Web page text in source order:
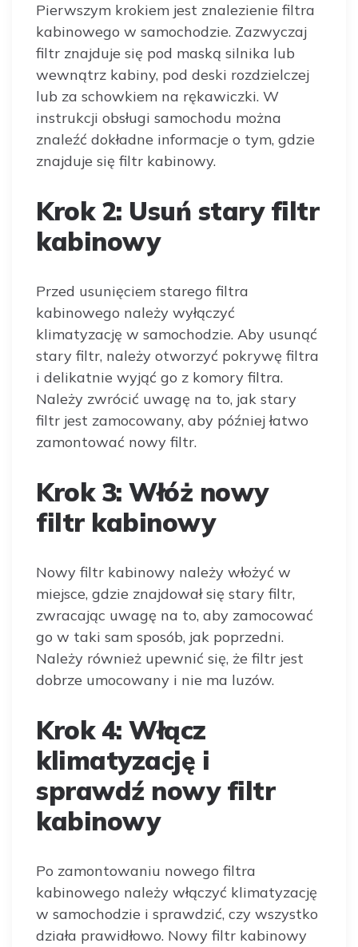
Pierwszym krokiem jest znalezienie filtra
kabinowego w samochodzie. Zazwyczaj
filtr znajduje się pod maską silnika lub
wewnątrz kabiny, pod deski rozdzielczej
lub za schowkiem na rękawiczki. W
instrukcji obsługi samochodu można
znaleźć dokładne informacje o tym, gdzie
znajduje się filtr kabinowy.
Krok 2: Usuń stary filtr
kabinowy
Przed usunięciem starego filtra
kabinowego należy wyłączyć
klimatyzację w samochodzie. Aby usunąć
stary filtr, należy otworzyć pokrywę filtra
i delikatnie wyjąć go z komory filtra.
Należy zwrócić uwagę na to, jak stary
filtr jest zamocowany, aby później łatwo
zamontować nowy filtr.
Krok 3: Włóż nowy
filtr kabinowy
Nowy filtr kabinowy należy włożyć w
miejsce, gdzie znajdował się stary filtr,
zwracając uwagę na to, aby zamocować
go w taki sam sposób, jak poprzedni.
Należy również upewnić się, że filtr jest
dobrze umocowany i nie ma luzów.
Krok 4: Włącz
klimatyzację i
sprawdź nowy filtr
kabinowy
Po zamontowaniu nowego filtra
kabinowego należy włączyć klimatyzację
w samochodzie i sprawdzić, czy wszystko
działa prawidłowo. Nowy filtr kabinowy